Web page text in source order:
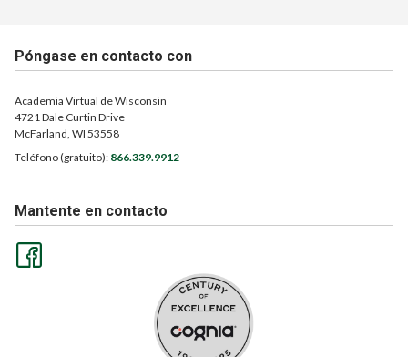
Póngase en contacto con
Academia Virtual de Wisconsin
4721 Dale Curtin Drive
McFarland, WI 53558
Teléfono (gratuito): 866.339.9912
Mantente en contacto